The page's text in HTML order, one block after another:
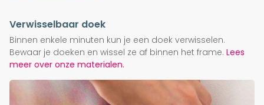
Verwisselbaar doek
Binnen enkele minuten kun je een doek verwisselen.
Bewaar je doeken en wissel ze af binnen het frame. Lees
meer over onze materialen.